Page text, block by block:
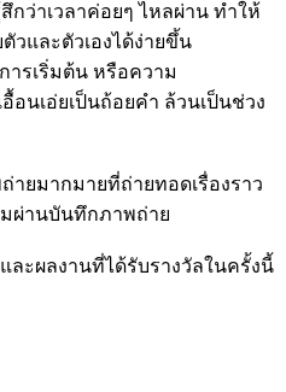
กว่าเวลาค่อยๆ ไหลผ่าน ทำให้
วและตัวเองได้ง่ายขึ้น
รเริ่มต้น หรือความ
อนเอ่ยเป็นถ้อยคำ ล้วนเป็นช่วง
ยมากมายที่ถ่ายทอดเรื่องราว
ผ่านบันทึกภาพถ่าย
ะผลงานที่ได้รับรางวัลในครั้งนี้